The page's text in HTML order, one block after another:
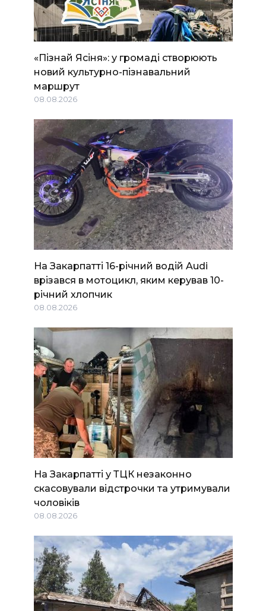
«Пізнай Ясіня»: у громаді створюють
новий культурно-пізнавальний
маршрут
08.08.2026
На Закарпатті 16-річний водій Audi
врізався в мотоцикл, яким керував 10-
річний хлопчик
08.08.2026
На Закарпатті у ТЦК незаконно
скасовували відстрочки та утримували
чоловіків
08.08.2026